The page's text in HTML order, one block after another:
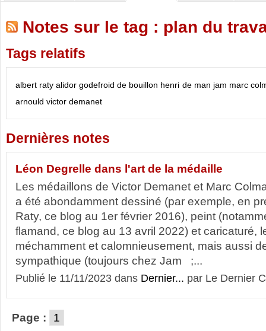
Notes sur le tag : plan du
Tags relatifs
albert raty alidor godefroid de bouillon henri de man jam marc
arnould victor demanet
Dernières notes
Léon Degrelle dans l'art de la médaille
Les médaillons de Victor Demanet et Marc
a été abondamment dessiné (par exemple, en
Raty, ce blog au 1er février 2016), peint
flamand, ce blog au 13 avril 2022) et caricaturé,
méchamment et calomnieusement, mais aussi
sympathique (toujours chez Jam ;...
Publié le 11/11/2023 dans Dernier... par Le Dernier
Page : 1